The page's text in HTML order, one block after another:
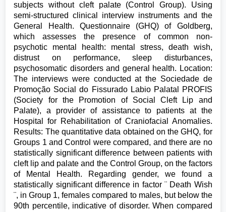
subjects without cleft palate (Control Group). Using
semi-structured clinical interview instruments and the
General Health. Questionnaire (GHQ) of Goldberg,
which assesses the presence of common non-
psychotic mental health: mental stress, death wish,
distrust on performance, sleep disturbances,
psychosomatic disorders and general health. Location:
The interviews were conducted at the Sociedade de
Promoção Social do Fissurado Labio Palatal PROFIS
(Society for the Promotion of Social Cleft Lip and
Palate), a provider of assistance to patients at the
Hospital for Rehabilitation of Craniofacial Anomalies.
Results: The quantitative data obtained on the GHQ, for
Groups 1 and Control were compared, and there are no
statistically significant difference between patients with
cleft lip and palate and the Control Group, on the factors
of Mental Health. Regarding gender, we found a
statistically significant difference in factor ¨ Death Wish
¨, in Group 1, females compared to males, but below the
90th percentile, indicative of disorder. When compared